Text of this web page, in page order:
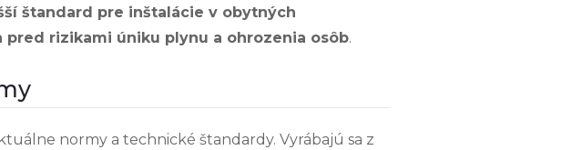
štandard pre inštalácie v obytných
pred rizikami úniku plynu a ohrozenia osôb.
normy a technické štandardy. Vyrábajú sa z